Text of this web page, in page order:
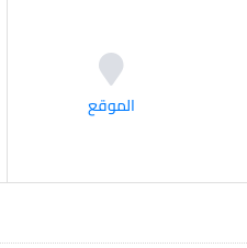
الموقع